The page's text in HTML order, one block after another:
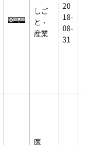
しご
と・
産業
20
18-
08-
31
医